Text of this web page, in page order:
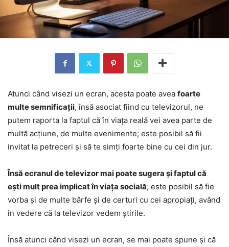
Atunci când visezi un ecran, acesta poate avea foarte
multe semnificații, însă asociat fiind cu televizorul, ne
putem raporta la faptul că în viața reală vei avea parte de
multă acțiune, de multe evenimente; este posibil să fii
invitat la petreceri și să te simți foarte bine cu cei din jur.
Însă ecranul de televizor mai poate sugera și faptul că
ești mult prea implicat în viața socială; este posibil să fie
vorba și de multe bârfe și de certuri cu cei apropiați, având
în vedere că la televizor vedem știrile.
Însă atunci când visezi un ecran, se mai poate spune și că